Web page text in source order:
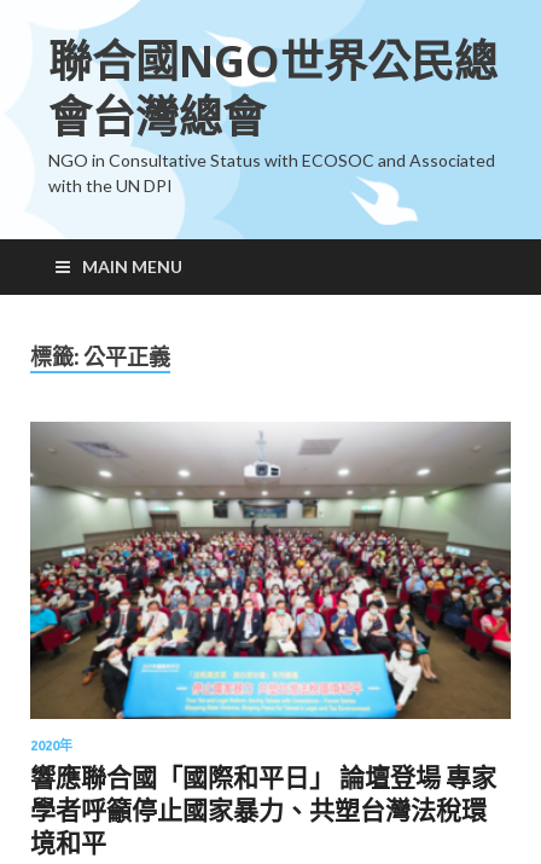
聯合國NGO世界公民總
會台灣總會
NGO in Consultative Status with ECOSOC and Associated
with the UN DPI
MAIN MENU
標籤: 公平正義
2020年
響應聯合國「國際和平日」 論壇登場 專家
學者呼籲停止國家暴力、共塑台灣法稅環
境和平